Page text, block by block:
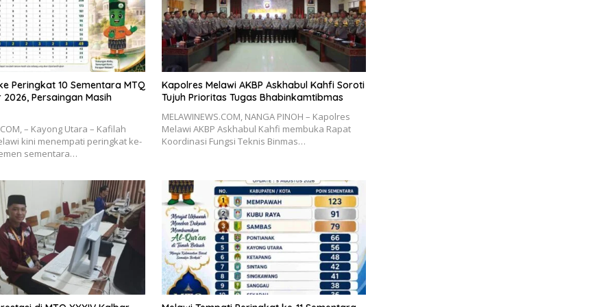
Peringkat 10 Sementara MTQ
2026, Persaingan Masih
– Kayong Utara – Kafilah
kini menempati peringkat ke-
sementara…
Kapolres Melawi AKBP Askhabul Kahfi Soroti
Tujuh Prioritas Tugas Bhabinkamtibmas
MELAWINEWS.COM, NANGA PINOH – Kapolres
Melawi AKBP Askhabul Kahfi membuka Rapat
Koordinasi Fungsi Teknis Binmas…